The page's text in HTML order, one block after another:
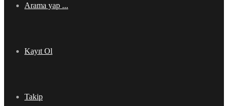
Arama yap ...
Kayıt Ol
Takip